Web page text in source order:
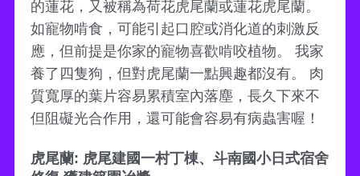
的蓮花，又被稱為荷花虎尾蘭或蓮花虎尾蘭。
如寵物啃食，可能引起口腔或消化道的刺激反
應，但前提是你家的寵物喜歡啃咬植物。 我家
養了四隻狗，但對虎尾蘭一點興趣都沒有。 肉
質寬厚的葉片容易累積室內落塵，長久下來不
但阻礙光合作用，還可能會容易有病蟲害喔！
虎尾蘭: 虎尾建國一村丁棟、斗南國小日式宿舍